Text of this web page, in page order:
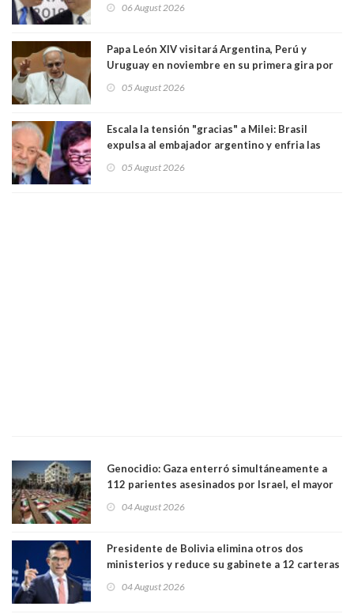
06 August 2026
Papa León XIV visitará Argentina, Perú y
Uruguay en noviembre en su primera gira por
05 August 2026
Escala la tensión "gracias" a Milei: Brasil
expulsa al embajador argentino y enfria las
trasandino
05 August 2026
Genocidio: Gaza enterró simultáneamente a
112 parientes asesinados por Israel, el mayor
muertos figuran 44 niños y nueve ancianos
04 August 2026
Presidente de Bolivia elimina otros dos
ministerios y reduce su gabinete a 12 carteras
04 August 2026